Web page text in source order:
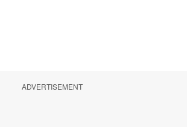
ADVERTISEMENT